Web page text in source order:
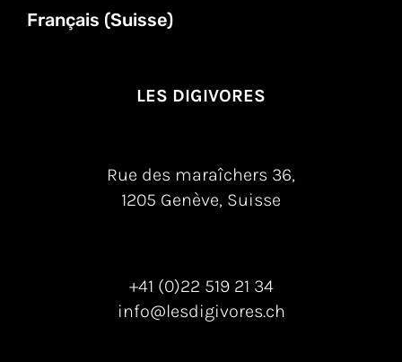
Français (Suisse)
LES DIGIVORES
Rue des maraîchers 36,
1205 Genève, Suisse
+41 (0)22 519 21 34
info@lesdigivores.ch